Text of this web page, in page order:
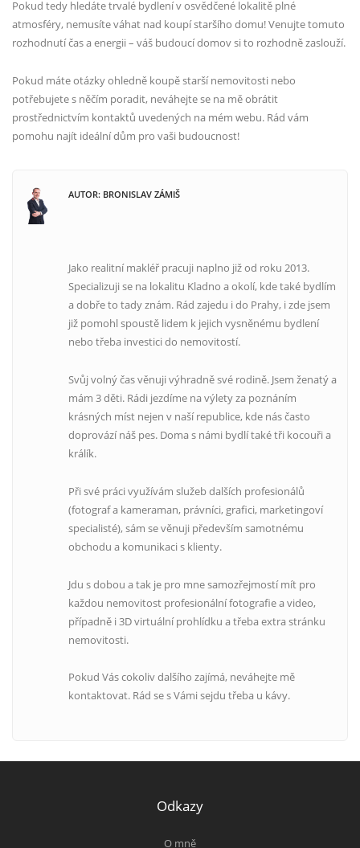
Pokud tedy hledáte trvalé bydlení v osvědčené lokalitě plné
atmosféry, nemusíte váhat nad koupí staršího domu! Venujte tomuto
rozhodnutí čas a energii – váš budoucí domov si to rozhodně zaslouží.
Pokud máte otázky ohledně koupě starší nemovitosti nebo
potřebujete s něčím poradit, neváhejte se na mě obrátit
prostřednictvím kontaktů uvedených na mém webu. Rád vám
pomohu najít ideální dům pro vaši budoucnost!
AUTOR: BRONISLAV ZÁMIŠ
Jako realitní makléř pracuji naplno již od roku 2013.
Specializuji se na lokalitu Kladno a okolí, kde také bydlím
a dobře to tady znám. Rád zajedu i do Prahy, i zde jsem
již pomohl spoustě lidem k jejich vysněnému bydlení
nebo třeba investici do nemovitostí.
Svůj volný čas věnuji výhradně své rodině. Jsem ženatý a
mám 3 děti. Rádi jezdíme na výlety za poznáním
krásných míst nejen v naší republice, kde nás často
doprovází náš pes. Doma s námi bydlí také tři kocouři a
králík.
Při své práci využívám služeb dalších profesionálů
(fotograf a kameraman, právníci, grafici, marketingoví
specialisté), sám se věnuji především samotnému
obchodu a komunikaci s klienty.
Jdu s dobou a tak je pro mne samozřejmostí mít pro
každou nemovitost profesionální fotografie a video,
případně i 3D virtuální prohlídku a třeba extra stránku
nemovitosti.
Pokud Vás cokoliv dalšího zajímá, neváhejte mě
kontaktovat. Rád se s Vámi sejdu třeba u kávy.
Odkazy
O mně